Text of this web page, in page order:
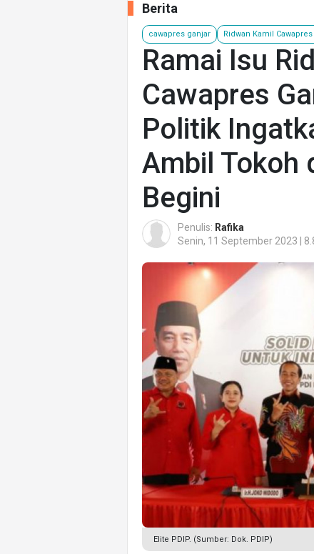
Berita
cawapres ganjar Ridwan Kamil
Ramai Isu
Cawapres
Politik
Ambil Tokoh
Begini
Penulis: Rafika
Senin, 11 September 2023 |
Elite PDIP. (Sumber: Dok. PDIP)